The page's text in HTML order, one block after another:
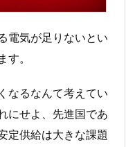
電気が足りないとい
。
なるなんて考えてい
にせよ、先進国であ
定供給は大きな課題